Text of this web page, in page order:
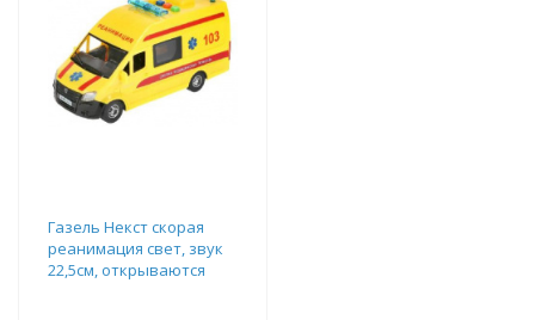
Газель Некст скорая
реанимация свет, звук
22,5см, открываются